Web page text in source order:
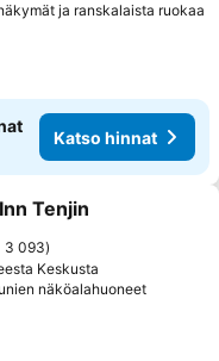
ja ranskalaista ruokaa
Katso hinnat
Tenjin
3 093
Keskusta
näköalahuoneet